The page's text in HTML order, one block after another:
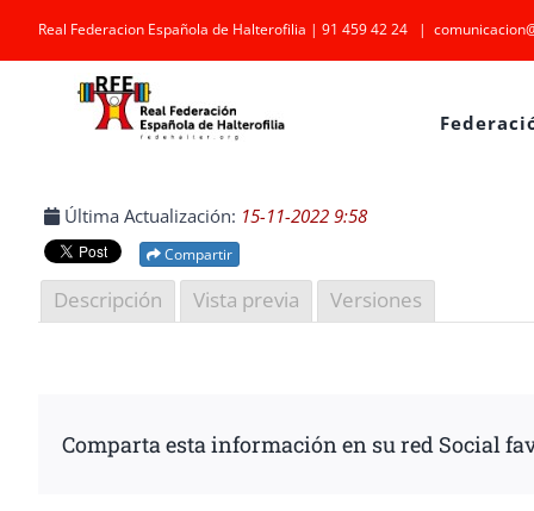
Saltar
al
contenido
Real Federacion Española de Halterofilia | 91 459 42 24 |
Última Actualización: 15-11-2022 9:58
Compartir
Descripción Vista previa Versiones
Comparta esta información en su red Social